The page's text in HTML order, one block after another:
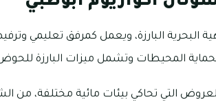
البحرية البارزة، ويعمل كمرفق تعليمي
بحماية المحيطات وتشمل ميزات البارزة
التي تحاكي بيئات مائية مختلفة، من